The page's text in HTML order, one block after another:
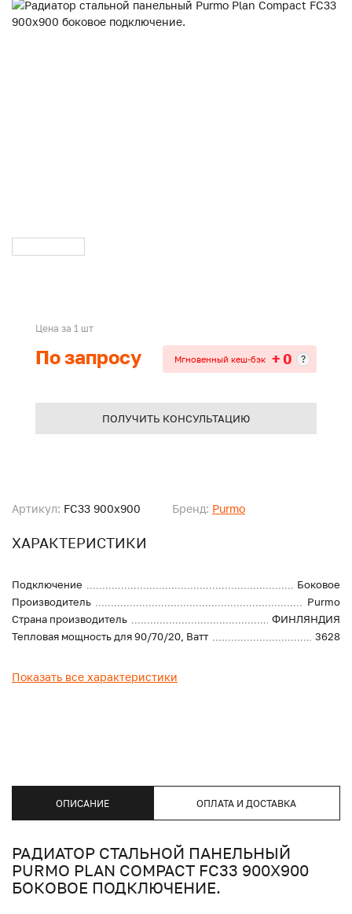
Артикул: FC33 900x900 Бренд: Purmo
ХАРАКТЕРИСТИКИ
Подключение
Боковое
Производитель
Purmo
Страна производитель
ФИНЛЯНДИЯ
Тепловая мощность для 90/70/20, Ватт
3628
Показать все характеристики
Цена за 1 шт
По запросу Мгновенный кеш-бэк + 0 ?
ПОЛУЧИТЬ КОНСУЛЬТАЦИЮ
ОПИСАНИЕ ОПЛАТА И ДОСТАВКА
РАДИАТОР СТАЛЬНОЙ ПАНЕЛЬНЫЙ
PURMO PLAN COMPACT FC33 900X900
БОКОВОЕ ПОДКЛЮЧЕНИЕ.